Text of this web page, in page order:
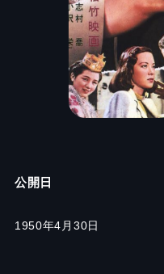
公開日
1950年4月30日